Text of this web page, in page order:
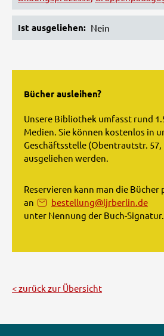
Ist ausgeliehen Nein
Bücher ausleihen?
Unsere Bibliothek umfasst rund
Medien. Sie können kostenlos in
Geschäftsstelle (Obentrautstr. 57,
ausgeliehen werden.
Reservieren kann man die Bücher
an
bestellung@ljrberlin.de
unter Nennung der Buch-Signatur.
zurück zur Übersicht